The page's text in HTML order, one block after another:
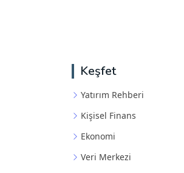
Keşfet
Yatırım Rehberi
Kişisel Finans
Ekonomi
Veri Merkezi